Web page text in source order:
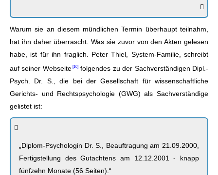
Warum sie an diesem mündlichen Termin überhaupt teilnahm,
hat ihn daher überrascht. Was sie zuvor von den Akten gelesen
habe, ist für ihn fraglich. Peter Thiel, System-Familie, schreibt
auf seiner Webseite
folgendes zu der Sachverständigen Dipl.-
Psych. Dr. S., die bei der Gesellschaft für wissenschaftliche
Gerichts- und Rechtspsychologie (GWG) als Sachverständige
gelistet ist:
„Diplom-Psychologin Dr. S., Beauftragung am 21.09.2000,
Fertigstellung des Gutachtens am 12.12.2001 - knapp
fünfzehn Monate (56 Seiten).“